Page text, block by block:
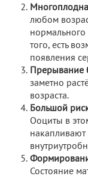
любом
того, есть
появления
Прерывание
заметно
возраста.
Большой
Ооциты в
Состояние